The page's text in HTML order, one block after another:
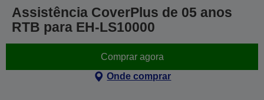
Assistência CoverPlus de 05 anos
RTB para EH-LS10000
Comprar agora
Onde comprar